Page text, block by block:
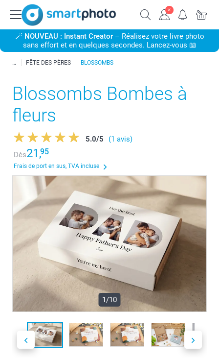
🪄 NOUVEAU : Instant Creator– Réalisez votre livre photo
sans effort et en quelques secondes. Lancez-vous 📖
FÊTE DES PÈRES BLOSSOMBS
Blossombs Bombes à
fleurs
5.0/5
(1 avis)
Dès21,95
Frais de port en sus, TVA incluse
1/10